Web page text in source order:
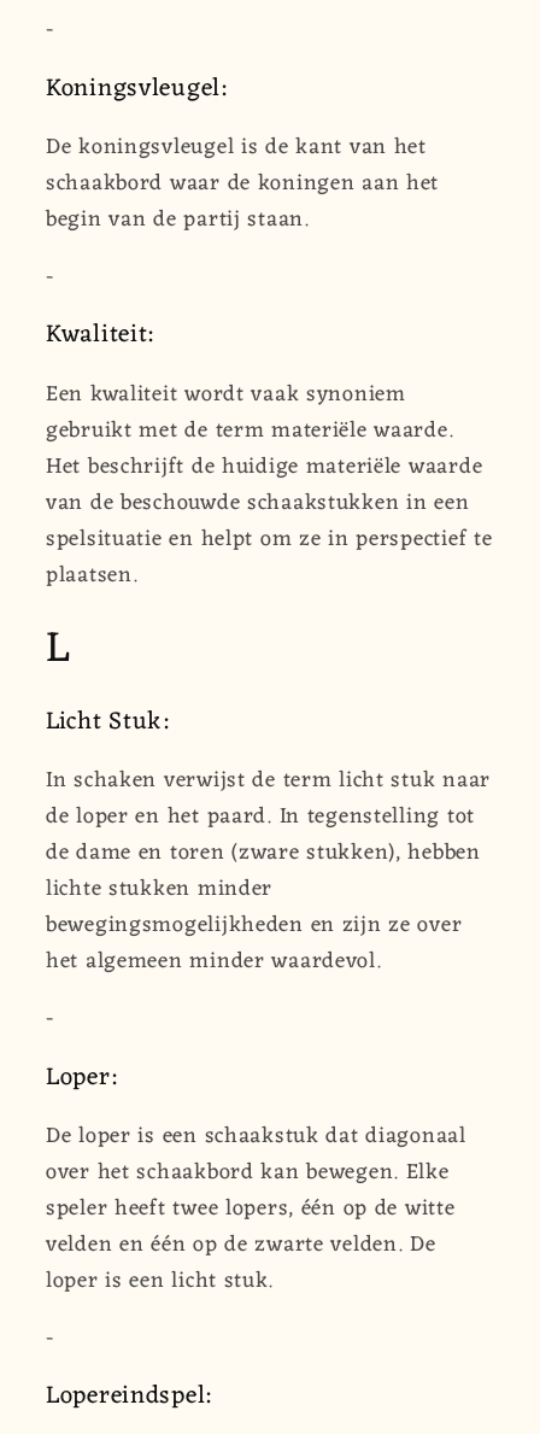
-
Koningsvleugel:
De koningsvleugel is de kant van het
schaakbord waar de koningen aan het
begin van de partij staan.
-
Kwaliteit:
Een kwaliteit wordt vaak synoniem
gebruikt met de term materiële waarde.
Het beschrijft de huidige materiële waarde
van de beschouwde schaakstukken in een
spelsituatie en helpt om ze in perspectief te
plaatsen.
L
Licht Stuk:
In schaken verwijst de term licht stuk naar
de loper en het paard. In tegenstelling tot
de dame en toren (zware stukken), hebben
lichte stukken minder
bewegingsmogelijkheden en zijn ze over
het algemeen minder waardevol.
-
Loper:
De loper is een schaakstuk dat diagonaal
over het schaakbord kan bewegen. Elke
speler heeft twee lopers, één op de witte
velden en één op de zwarte velden. De
loper is een licht stuk.
-
Lopereindspel: